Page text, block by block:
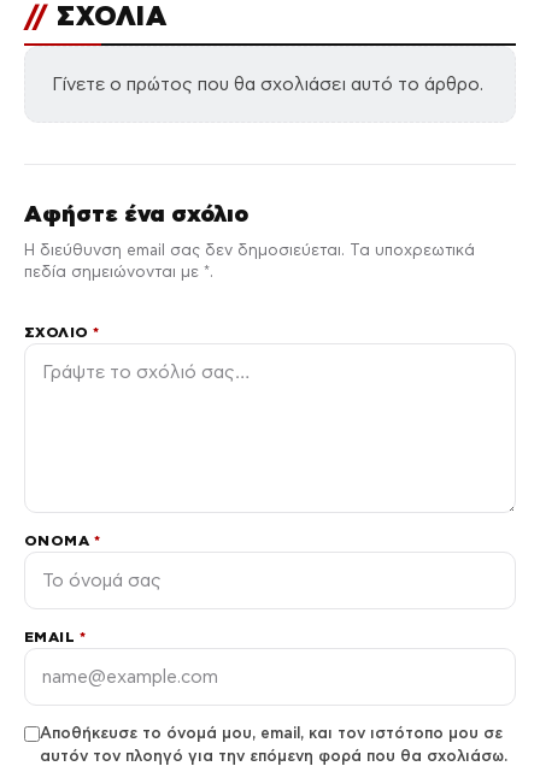
// ΣΧΟΛΙΑ
Γίνετε ο πρώτος που θα σχολιάσει αυτό το άρθρο.
Αφήστε ένα σχόλιο
Η διεύθυνση email σας δεν δημοσιεύεται. Τα υποχρεωτικά
πεδία σημειώνονται με *.
ΣΧΌΛΙΟ*
ΌΝΟΜΑ *
EMAIL *
Αποθήκευσε το όνομά μου, email, και τον ιστότοπο μου σε
αυτόν τον πλοηγό για την επόμενη φορά που θα σχολιάσω.